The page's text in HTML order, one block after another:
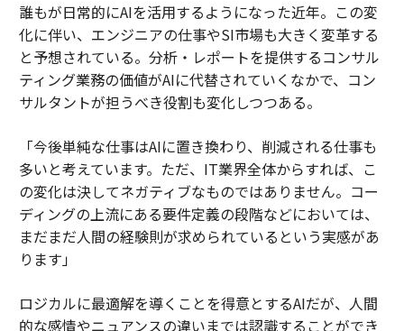
誰もが日常的にAIを活用するようになった近年。この変
化に伴い、エンジニアの仕事やSI市場も大きく変革する
と予想されている。分析・レポートを提供するコンサル
ティング業務の価値がAIに代替されていくなかで、コン
サルタントが担うべき役割も変化しつつある。
「今後単純な仕事はAIに置き換わり、削減される仕事も
多いと考えています。ただ、IT業界全体からすれば、こ
の変化は決してネガティブなものではありません。コー
ディングの上流にある要件定義の段階などにおいては、
まだまだ人間の経験則が求められているという実感があ
ります」
ロジカルに最適解を導くことを得意とするAIだが、人間
的な感情やニュアンスの違いまでは認識することができ